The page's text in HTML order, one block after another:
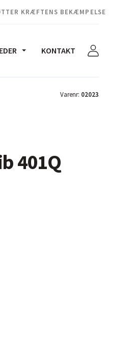
KRÆFTENS BEKÆMPELSE
KONTAKT
Varenr: 02023
401Q